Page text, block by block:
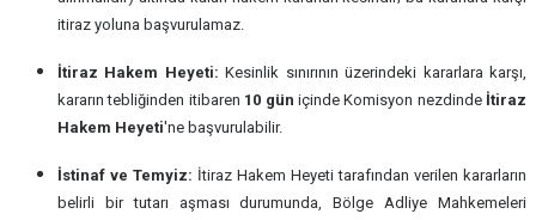
itiraz yoluna başvurulamaz.
İtiraz Hakem Heyeti: Kesinlik sınırının üzerindeki kararlara karşı,
kararın tebliğinden itibaren 10 gün içinde Komisyon nezdinde İtiraz
Hakem Heyeti'ne başvurulabilir.
İstinaf ve Temyiz: İtiraz Hakem Heyeti tarafından verilen kararların
belirli bir tutarı aşması durumunda, Bölge Adliye Mahkemeleri